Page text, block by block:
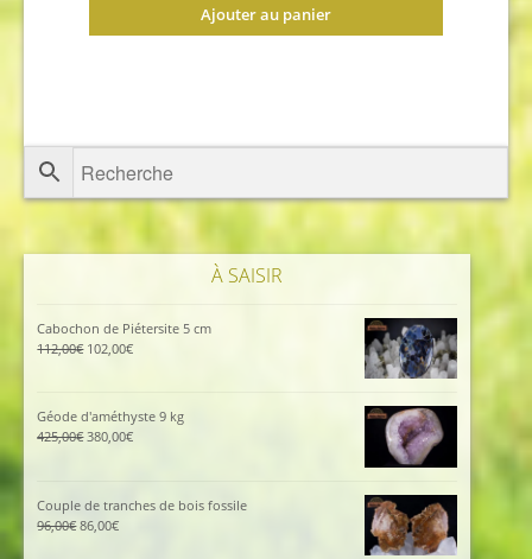
Ajouter au panier
À SAISIR
Cabochon de Piétersite 5 cm
112,00€ Le
était :
112,00€.
102,00€Le
102,00€.
Géode d'améthyste 9 kg
425,00€ Le
425,00€.
380,00€Le
380,00€.
Couple de tranches de bois fossile
96,00€Le
86,00€Le